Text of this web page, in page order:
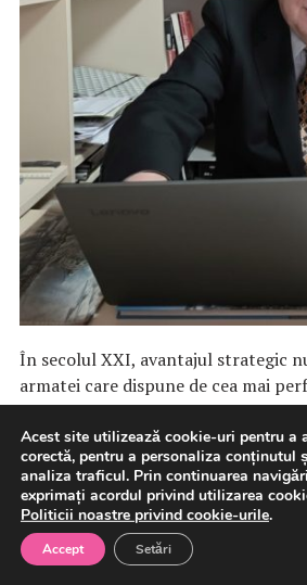
În secolul XXI, avantajul strategic
armatei care dispune de cea mai
tehnologie, ci ecosistemului […]
7 august 2026 AnalizeAparare
Sondaj Raiffeisen
Acest site utilizează cookie-uri pentru a
corectă, pentru a personaliza conținutul
analiza traficul. Prin continuarea
exprimați acordul privind utilizarea
Politicii noastre privind cookie-urile.
Accept Setări